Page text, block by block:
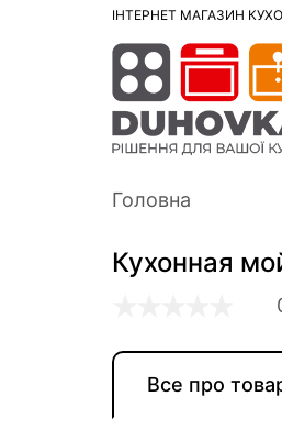
ІНТЕРНЕТ МАГАЗИН
Головна
Кухонная
Все про